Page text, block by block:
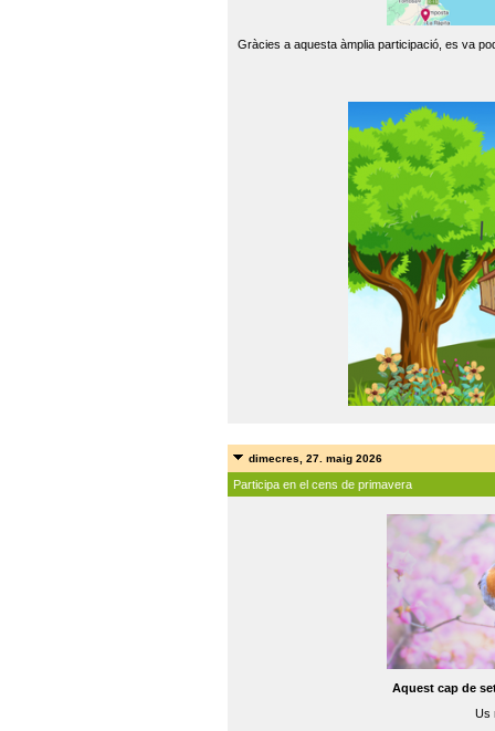
Gràcies a aquesta àmplia participació, es va
dimecres, 27. maig 2026
Participa en el cens de primavera
Aquest cap de
Us